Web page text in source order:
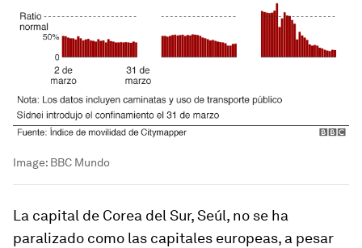
Image: BBC Mundo
La capital de Corea del Sur, Seúl, no se ha
paralizado como las capitales europeas, a pesar